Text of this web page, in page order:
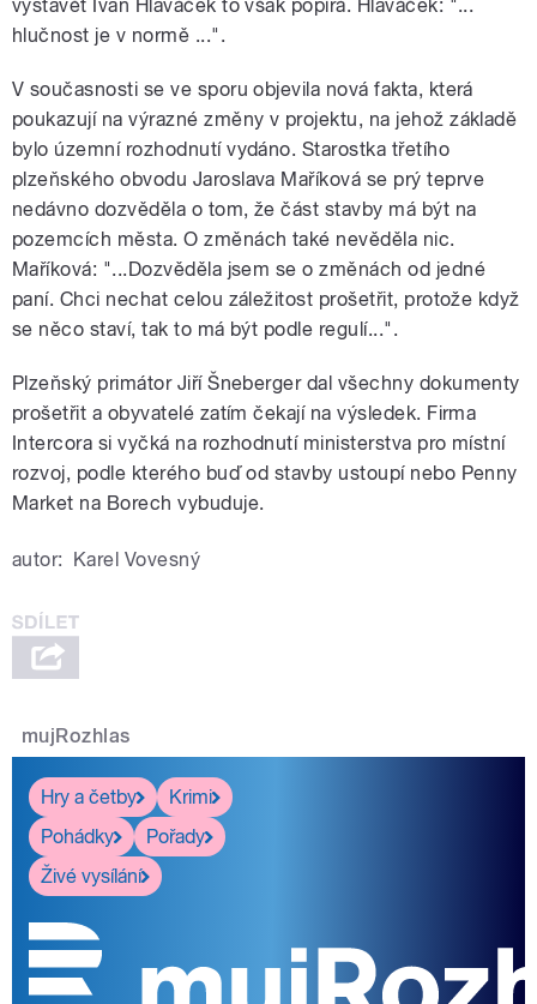
vystavět Ivan Hlaváček to však popírá. Hlaváček: "...
hlučnost je v normě ...".
V současnosti se ve sporu objevila nová fakta, která
poukazují na výrazné změny v projektu, na jehož základě
bylo územní rozhodnutí vydáno. Starostka třetího
plzeňského obvodu Jaroslava Maříková se prý teprve
nedávno dozvěděla o tom, že část stavby má být na
pozemcích města. O změnách také nevěděla nic.
Maříková: "...Dozvěděla jsem se o změnách od jedné
paní. Chci nechat celou záležitost prošetřit, protože když
se něco staví, tak to má být podle regulí...".
Plzeňský primátor Jiří Šneberger dal všechny dokumenty
prošetřit a obyvatelé zatím čekají na výsledek. Firma
Intercora si vyčká na rozhodnutí ministerstva pro místní
rozvoj, podle kterého buď od stavby ustoupí nebo Penny
Market na Borech vybuduje.
autor: Karel Vovesný
mujRozhlas
Hry a četby
Krimi
Pohádky
Pořady
Živé vysílání